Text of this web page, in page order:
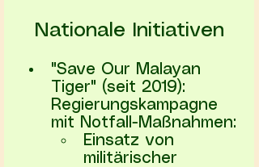
Nationale Initiativen
"Save Our Malayan
Tiger" (seit 2019):
Regierungskampagne
mit Notfall-Maßnahmen:
Einsatz von
militärischer